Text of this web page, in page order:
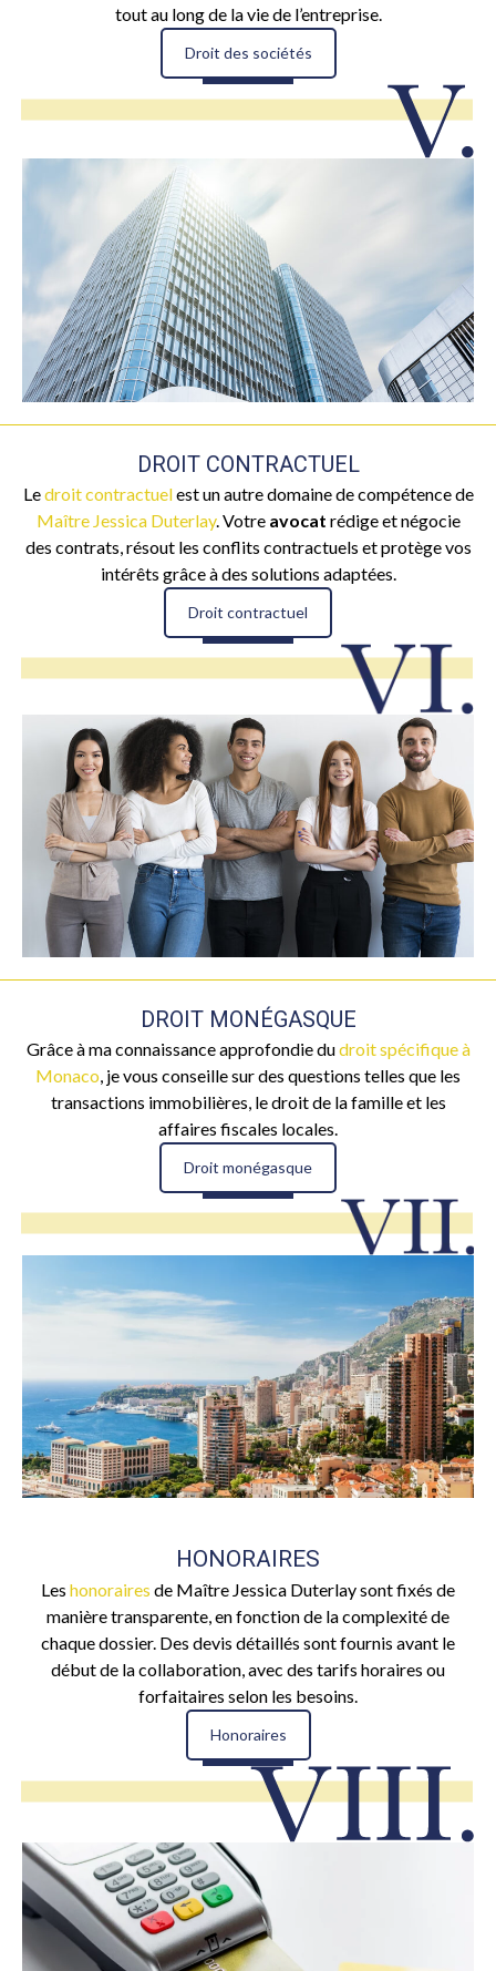
tout au long de la vie de l’entreprise.
Droit des sociétés
DROIT CONTRACTUEL
Ledroit contractuelest un autre domaine de compétence de
Maître Jessica Duterlay. Votre avocat rédige et négocie
des contrats, résout les conflits contractuels et protège vos
intérêts grâce à des solutions adaptées.
Droit contractuel
DROIT MONÉGASQUE
Grâce à ma connaissance approfondie dudroit spécifique à
Monaco, je vous conseille sur des questions telles que les
transactions immobilières, le droit de la famille et les
affaires fiscales locales.
Droit monégasque
HONORAIRES
Les honoraires de Maître Jessica Duterlay sont fixés de
manière transparente, en fonction de la complexité de
chaque dossier. Des devis détaillés sont fournis avant le
début de la collaboration, avec des tarifs horaires ou
forfaitaires selon les besoins.
Honoraires